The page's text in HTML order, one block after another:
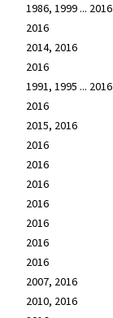
1986, 1999 ... 2016
2016
2014, 2016
2016
1991, 1995 ... 2016
2016
2015, 2016
2016
2016
2016
2016
2016
2016
2016
2007, 2016
2010, 2016